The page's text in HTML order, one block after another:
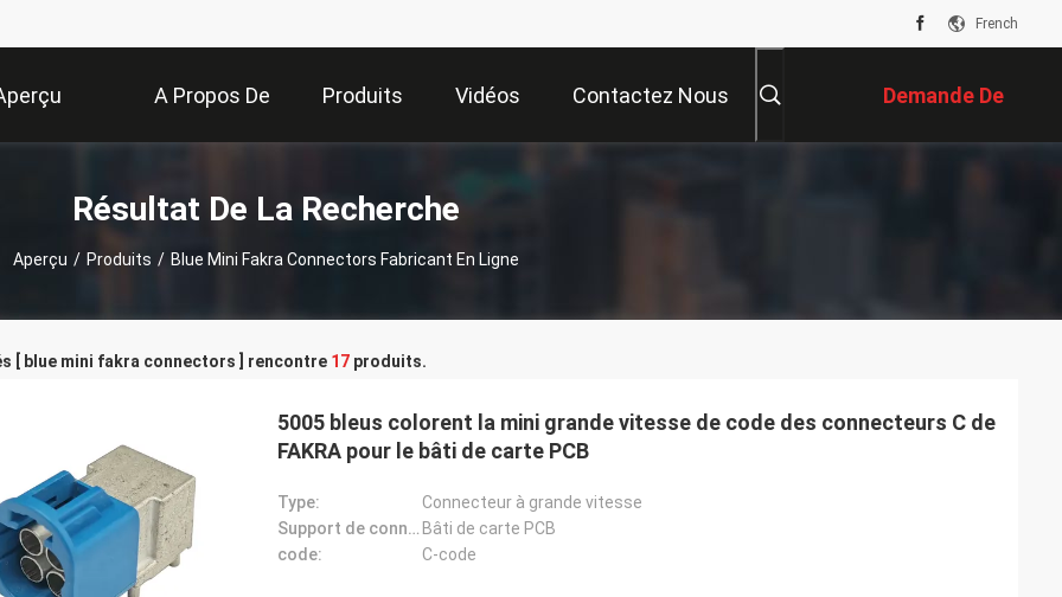
French
A Propos De
Nous
Produits Vidéos Contactez Nous Demande De
Soumission
Résultat De La Recherche
Aperçu / Produits / Blue Mini Fakra Connectors Fabricant En Ligne
[ blue mini fakra connectors ] rencontre 17 produits.
5005 bleus colorent la mini grande vitesse de code des connecteurs C de
FAKRA pour le bâti de carte PCB
Type:
Connecteur à grande vitesse
Support de connecteur: Bâti de carte PCB
code:
C-code